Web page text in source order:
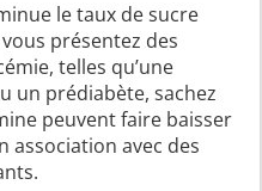
le taux de sucre
présentez des
telles qu’une
un prédiabète, sachez
peuvent faire baisser
association avec des